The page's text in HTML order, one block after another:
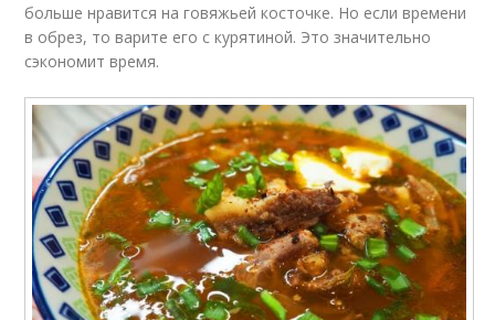
больше нравится на говяжьей косточке. Но если времени
в обрез, то варите его с курятиной. Это значительно
сэкономит время.